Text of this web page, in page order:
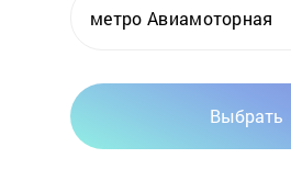
Fulgor Milano
Gastrorag
метро Авиамоторная
Выбрать